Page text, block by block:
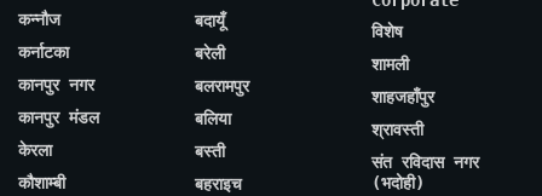
कन्नौज
कर्नाटका
कानपुर नगर
कानपुर मंडल
केरला
कौशाम्बी
बदायूँ
बरेली
बलरामपुर
बलिया
बस्ती
बहराइच
विशेष
शामली
शाहजहाँपुर
श्रावस्ती
संत रविदास नगर
(भदोही)